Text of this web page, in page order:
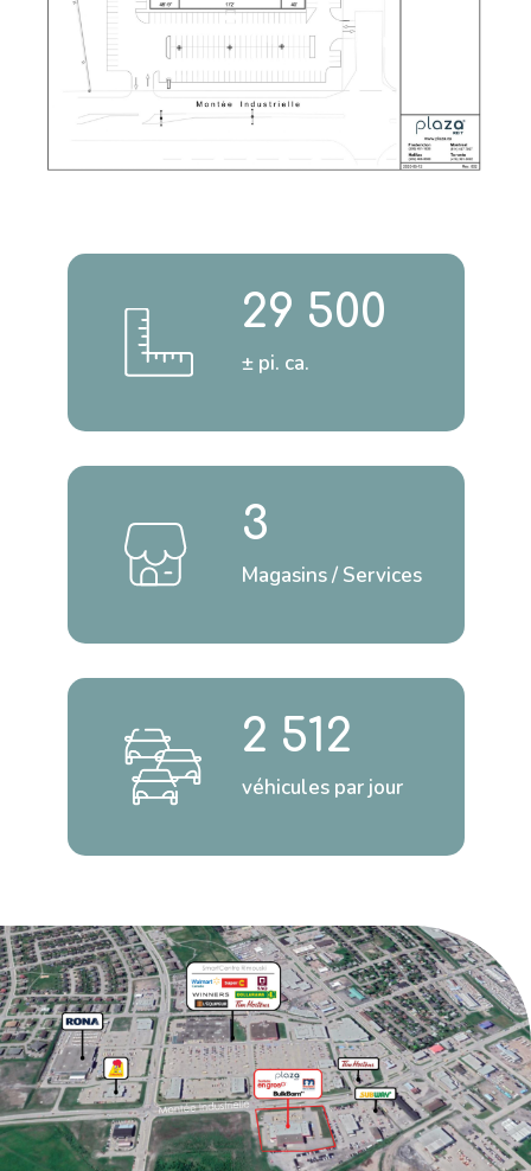
29 500
± pi. ca.
3
Magasins / Services
2 512
véhicules par jour